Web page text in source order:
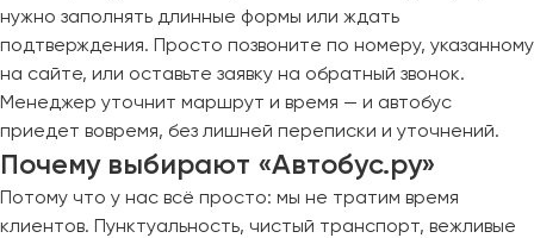
нужно заполнять длинные формы или ждать
подтверждения. Просто позвоните по номеру, указанному
на сайте, или оставьте заявку на обратный звонок.
Менеджер уточнит маршрут и время — и автобус
приедет вовремя, без лишней переписки и уточнений.
Почему выбирают «Автобус.ру»
Потому что у нас всё просто: мы не тратим время
клиентов. Пунктуальность, чистый транспорт, вежливые